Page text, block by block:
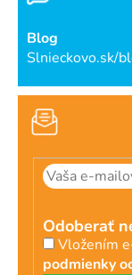
Blog
Slnieckovo.sk/
Odoberať
Vložením
podmienky